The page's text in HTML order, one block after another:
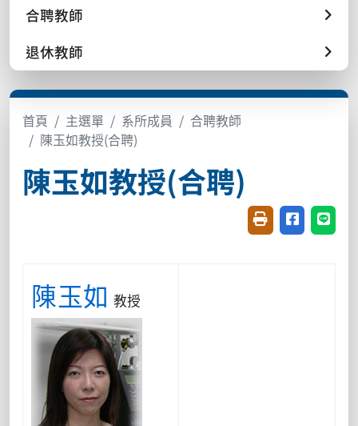
合聘教師
退休教師
首頁 主選單 系所成員
合聘教師
陳玉如教授(合聘)
陳玉如教授(合聘)
友善列印(開新視
分享至臉書
分享
陳玉如 教授